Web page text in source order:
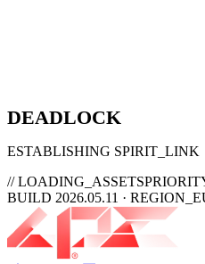
DEADLOCK
ESTABLISHING SPIRIT_LINK
// LOADING_ASSETS
BUILD 2026.05.11 ·